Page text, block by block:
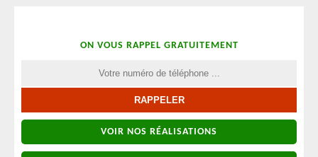
ON VOUS RAPPEL GRATUITEMENT
VOIR NOS RÉALISATIONS